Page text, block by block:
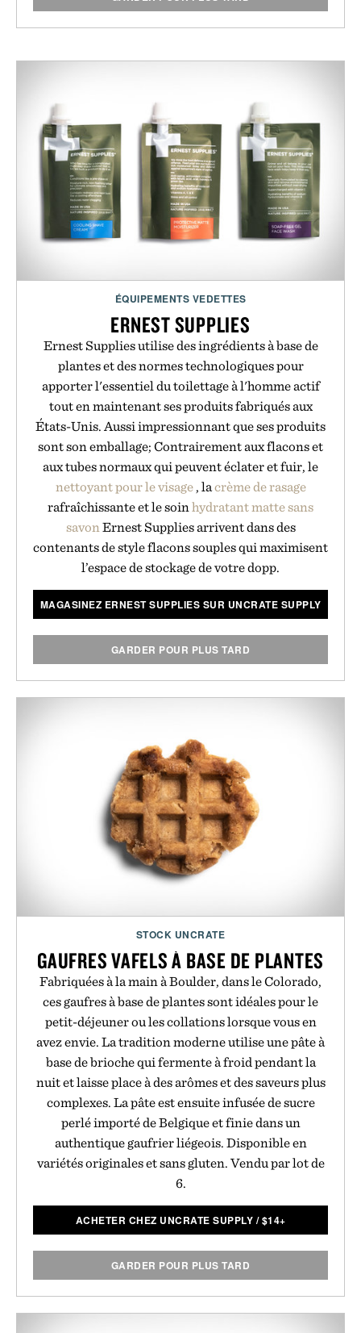
ÉQUIPEMENTS VEDETTES
ERNEST SUPPLIES
Ernest Supplies utilise des ingrédients à base de
plantes et des normes technologiques pour
apporter l'essentiel du toilettage à l'homme actif
tout en maintenant ses produits fabriqués aux
États-Unis. Aussi impressionnant que ses produits
sont son emballage; Contrairement aux flacons et
aux tubes normaux qui peuvent éclater et fuir, le
nettoyant pour le visage, lacrème de rasage
rafraîchissante et le soin hydratant mattesans
savon Ernest Supplies arrivent dans des
contenants de style flacons souples qui maximisent
l’espace de stockage de votre dopp.
MAGASINEZ ERNEST SUPPLIES SUR UNCRATE SUPPLY
GARDER POUR PLUS TARD
STOCK UNCRATE
GAUFRES VAFELS À BASE DE PLANTES
Fabriquées à la main à Boulder, dans le Colorado,
ces gaufres à base de plantes sont idéales pour le
petit-déjeuner ou les collations lorsque vous en
avez envie. La tradition moderne utilise une pâte à
base de brioche qui fermente à froid pendant la
nuit et laisse place à des arômes et des saveurs plus
complexes. La pâte est ensuite infusée de sucre
perlé importé de Belgique et finie dans un
authentique gaufrier liégeois. Disponible en
variétés originales et sans gluten. Vendu par lot de
6.
ACHETER CHEZ UNCRATE SUPPLY /$14+
GARDER POUR PLUS TARD